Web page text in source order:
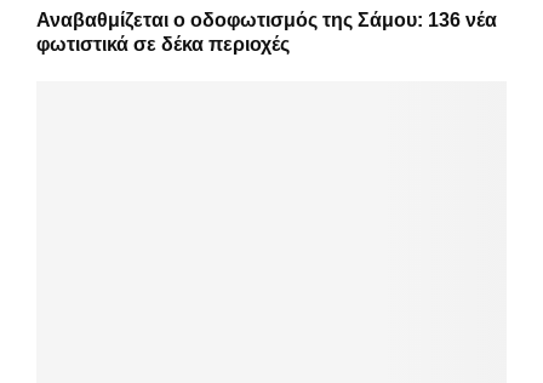
Αναβαθμίζεται ο οδοφωτισμός της Σάμου: 136 νέα
φωτιστικά σε δέκα περιοχές